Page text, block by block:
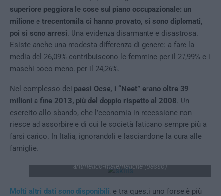
superiore peggiora le cose sul piano occupazionale: un
milione e trecentomila ci hanno provato, si sono diplomati,
poi si sono arresi. Una evidenza disarmante e disastrosa.
Esiste anche una modesta differenza di genere: a fare la
media del 26,09% contribuiscono le femmine per il 27,99% e i
maschi poco meno, per il 24,26%.
Nel complesso dei paesi Ocse, i “Neet” erano oltre 39
milioni a fine 2013, più del doppio rispetto al 2008. Un
esercito allo sbando, che l’economia in recessione non
riesce ad assorbire e di cui le società faticano sempre più a
farsi carico. In Italia, ignorandoli e lasciandone la cura alle
famiglie.
aritmetico-matematiche (basso)
Molti altri dati sono disponibili, e tra questi uno forse è più